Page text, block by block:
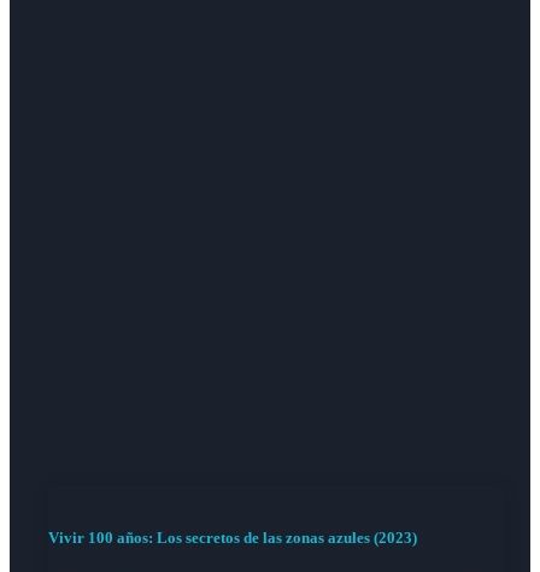
Vivir 100 años: Los secretos de las zonas azules (2023)